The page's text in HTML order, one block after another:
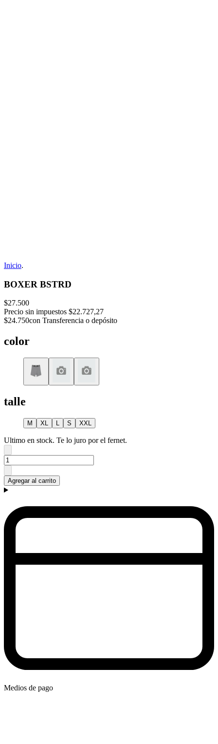
Inicio.
BOXER BSTRD
$27.500
Precio sin impuestos $22.727,27
$24.750con Transferencia o depósito
color
talle
M XL L S XXL
Ultimo en stock. Te lo juro por el fernet.
Agregar al carrito
Medios de pago